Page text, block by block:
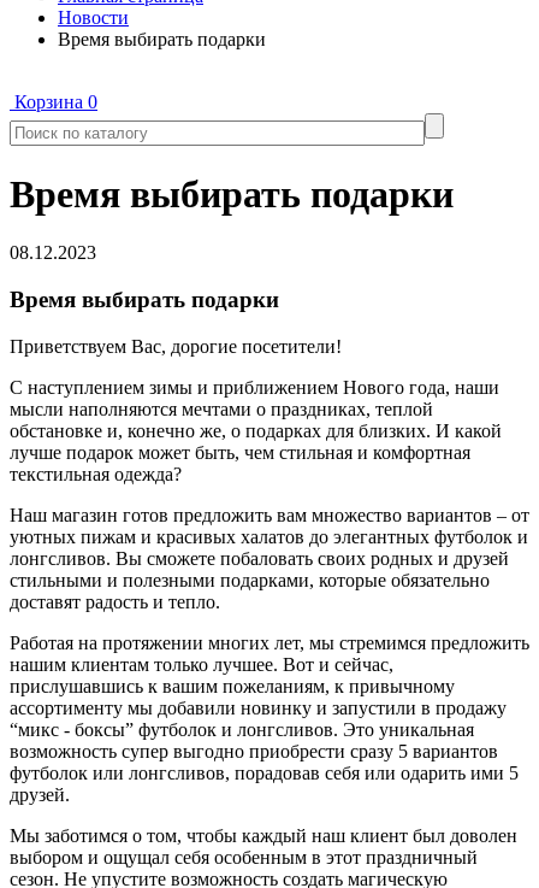
Новости
Время выбирать подарки
Корзина 0
Время выбирать подарки
08.12.2023
Время выбирать подарки
Приветствуем Вас, дорогие посетители!
С наступлением зимы и приближением Нового года, наши
мысли наполняются мечтами о праздниках, теплой
обстановке и, конечно же, о подарках для близких. И какой
лучше подарок может быть, чем стильная и комфортная
текстильная одежда?
Наш магазин готов предложить вам множество вариантов – от
уютных пижам и красивых халатов до элегантных футболок и
лонгсливов. Вы сможете побаловать своих родных и друзей
стильными и полезными подарками, которые обязательно
доставят радость и тепло.
Работая на протяжении многих лет, мы стремимся предложить
нашим клиентам только лучшее. Вот и сейчас,
прислушавшись к вашим пожеланиям, к привычному
ассортименту мы добавили новинку и запустили в продажу
“микс - боксы” футболок и лонгсливов. Это уникальная
возможность супер выгодно приобрести сразу 5 вариантов
футболок или лонгсливов, порадовав себя или одарить ими 5
друзей.
Мы заботимся о том, чтобы каждый наш клиент был доволен
выбором и ощущал себя особенным в этот праздничный
сезон. Не упустите возможность создать магическую